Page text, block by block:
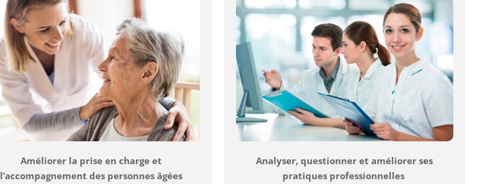
Améliorer la prise en charge et
l’accompagnement des personnes âgées
Analyser, questionner et améliorer ses
pratiques professionnelles
Brochures